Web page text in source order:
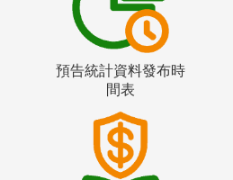
預告統計資料發布時
間表